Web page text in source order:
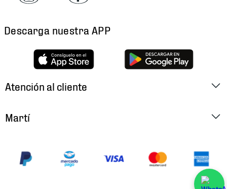
Descarga nuestra APP
Atención al cliente
Cambios y Devoluciones
Martí
Ubica tu Tienda